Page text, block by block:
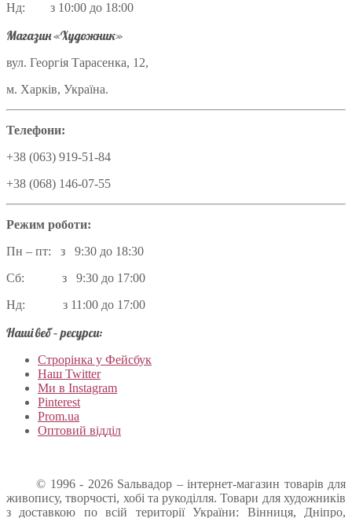
Нд: з 10:00 до 18:00
Магазин «Художник»
вул. Георгія Тарасенка, 12,
м. Харків, Україна.
Телефони:
+38 (063) 919-51-84
+38 (068) 146-07-55
Режим роботи:
Пн – пт: з 9:30 до 18:30
Сб: з 9:30 до 17:00
Нд: з 11:00 до 17:00
Наші веб – ресурси:
Строрінка у Фейсбук
Наш Twitter
Ми в Instagram
Pinterest
Prom.ua
Оптовий відділ
© 1996 - 2026 Sальвадор – інтернет-магазин товарів для
живопису, творчості, хобі та рукоділля. Товари для художників
з доставкою по всій території України: Вінниця, Дніпро,